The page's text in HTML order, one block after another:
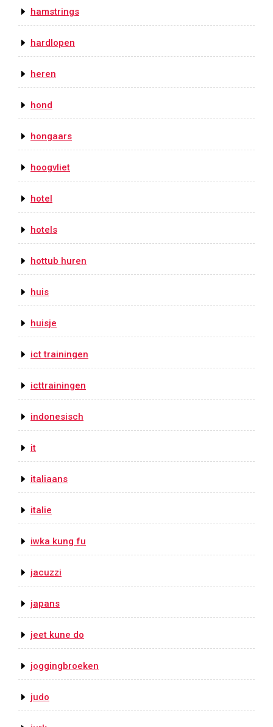
hamstrings
hardlopen
heren
hond
hongaars
hoogvliet
hotel
hotels
hottub huren
huis
huisje
ict trainingen
icttrainingen
indonesisch
it
italiaans
italie
iwka kung fu
jacuzzi
japans
jeet kune do
joggingbroeken
judo